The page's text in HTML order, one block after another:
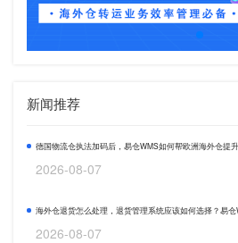
新闻推荐
德国物流仓执法加码后，易仓WMS如何帮欧洲海外仓提
2026-08-07
海外仓退货怎么处理，退货管理系统应该如何选择？易
2026-08-07